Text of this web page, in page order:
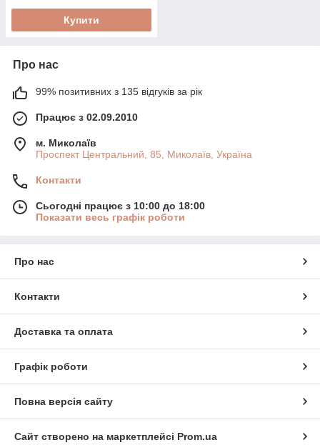
Купити
Про нас
99% позитивних з 135 відгуків за рік
Працює з 02.09.2010
м. Миколаїв
Проспект Центральний, 85, Миколаїв, Україна
Контакти
Сьогодні працює з 10:00 до 18:00
Показати весь графік роботи
Про нас
Контакти
Доставка та оплата
Графік роботи
Повна версія сайту
Сайт створено на маркетплейсі Prom.ua